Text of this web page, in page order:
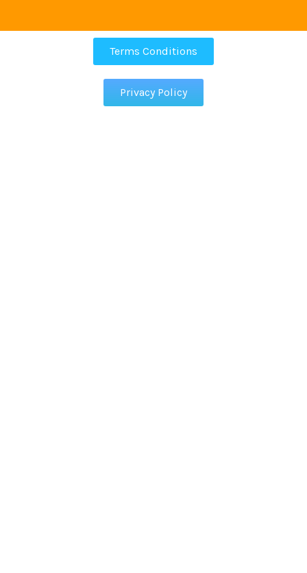
Terms Conditions
Privacy Policy